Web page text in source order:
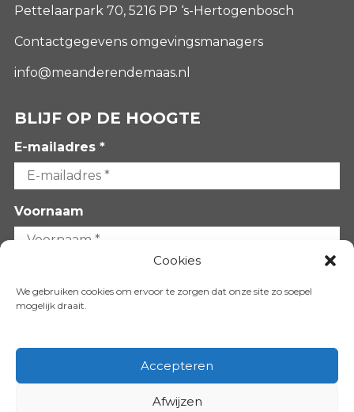
Cookies
We gebruiken cookies om ervoor te zorgen dat onze site zo soepel
mogelijk draait.
Accepteren
Afwijzen
Pettelaarpark 70, 5216 PP ‘s-Hertogenbosch
Contactgegevens omgevingsmanagers
info@meanderendemaas.nl
BLIJF OP DE HOOGTE
E-mailadres *
Voornaam
VOLG ONS OP: